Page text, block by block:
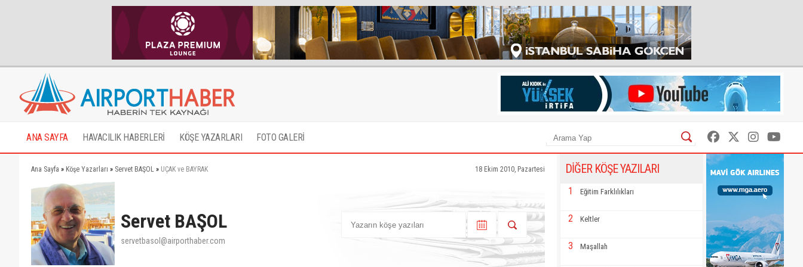
ANA SAYFA HAVACILIK HABERLERİ KÖŞE YAZARLARI FOTO GALERİ
Ana Sayfa » Köşe Yazarları » Servet BAŞOL » UÇAK ve BAYRAK 18 Ekim 2010, Pazartesi
Servet BAŞOL
servetbasol@airporthaber.com
DİĞER KÖŞE YAZILARI
1 Eğitim Farklılıkları
2 Keltler
3 Maşallah